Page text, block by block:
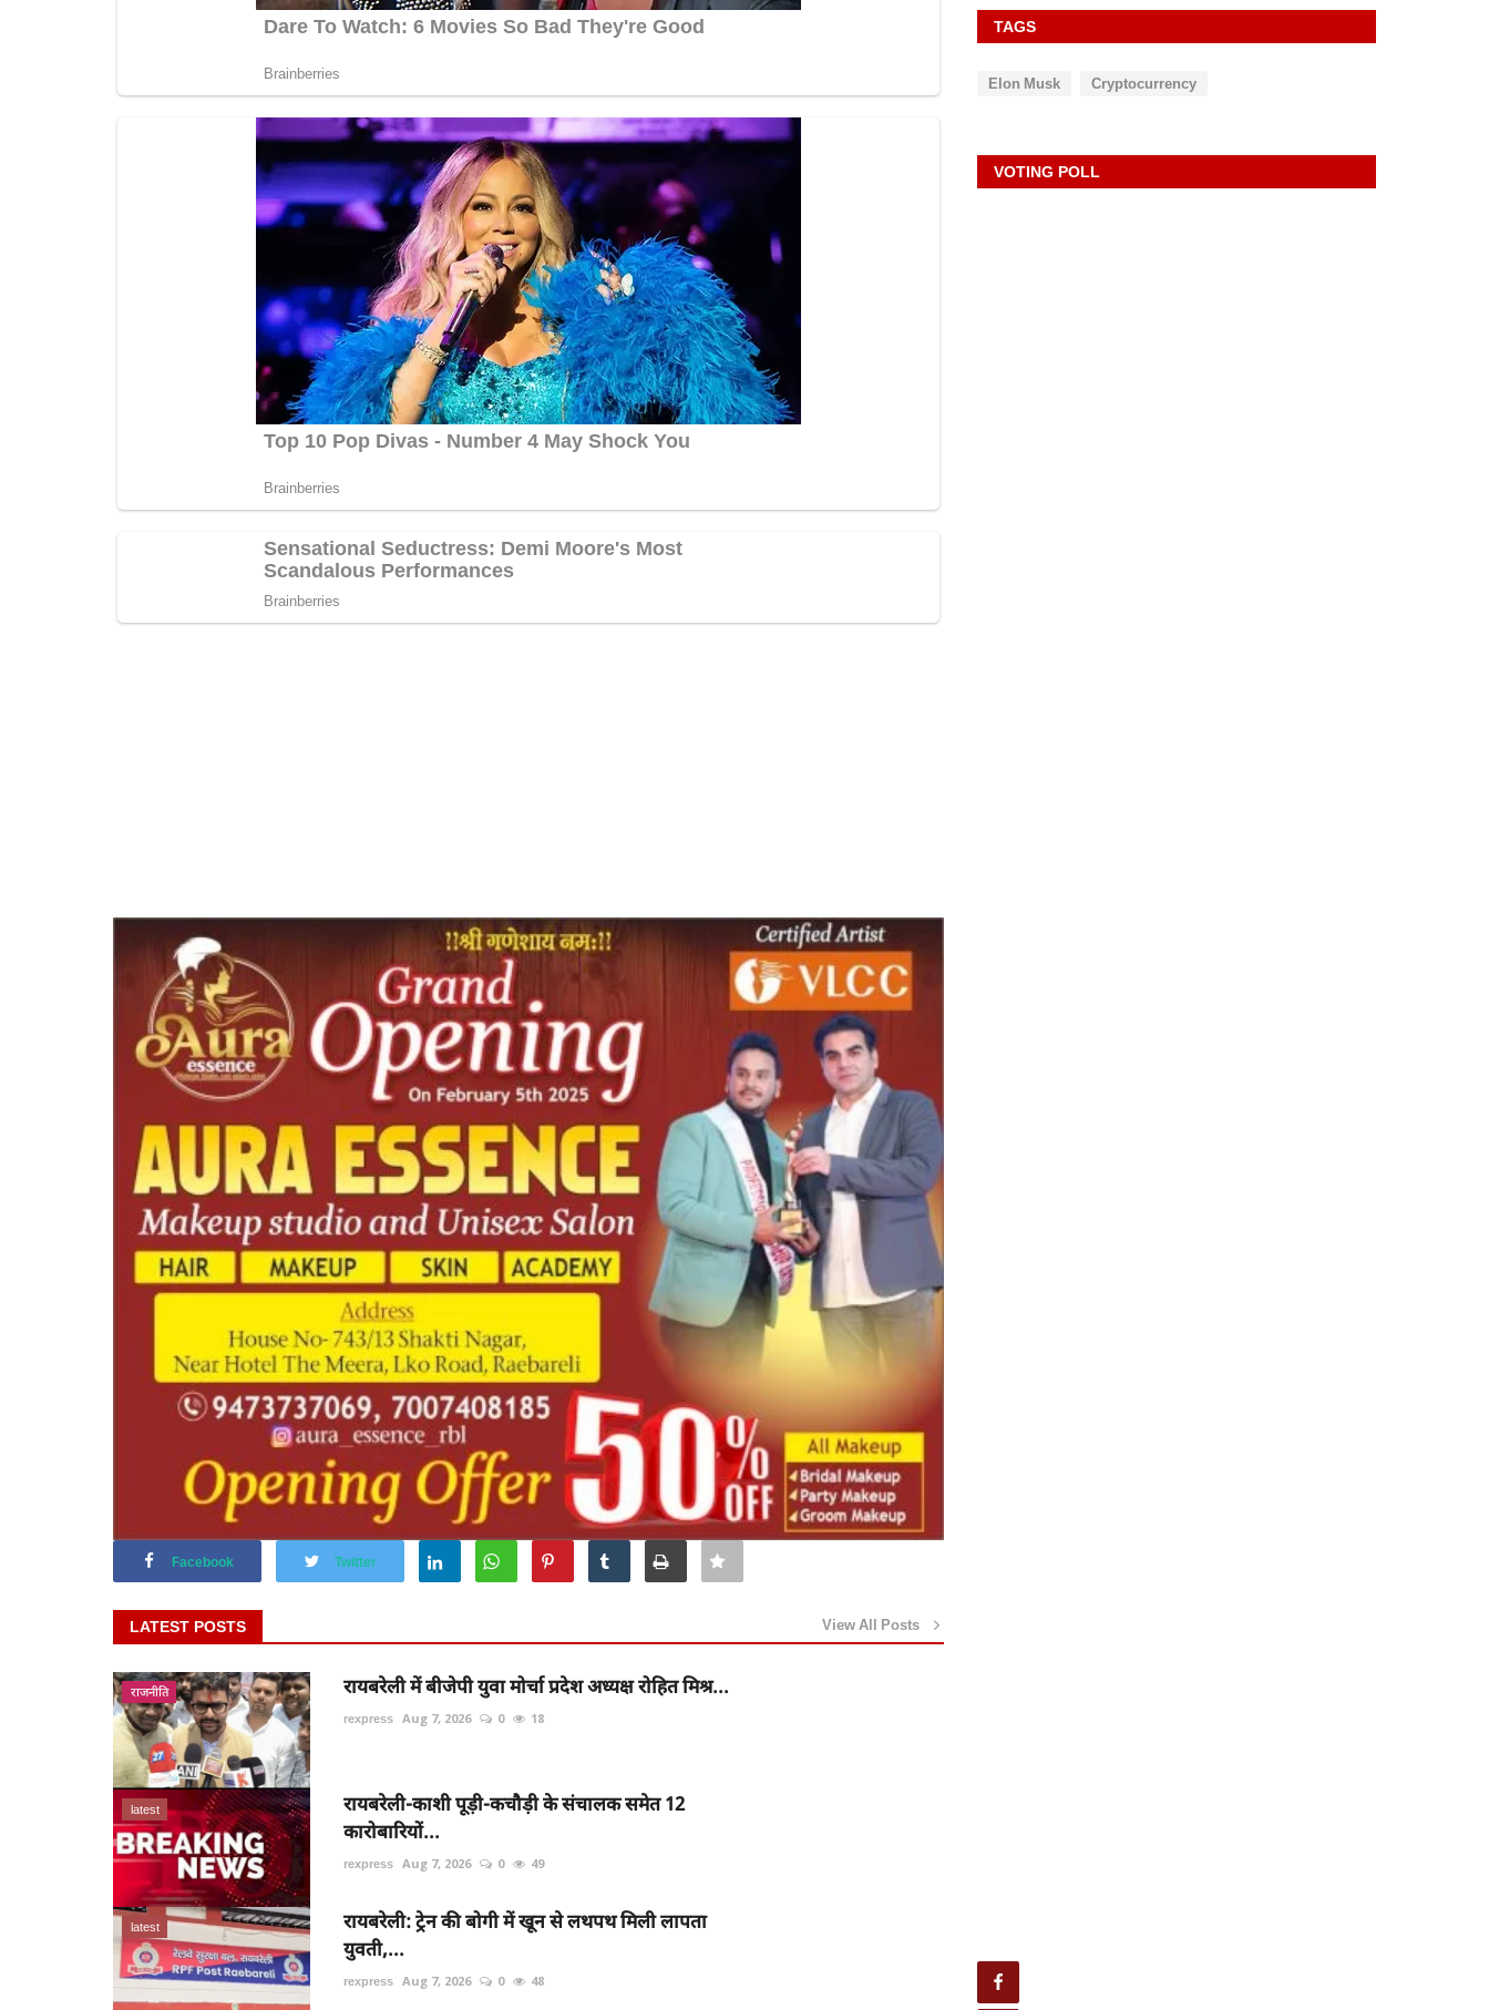
Facebook Twitter
LATEST POSTS View All Posts
राजनीति रायबरेली में बीजेपी युवा मोर्चा प्रदेश अध्यक्ष रोहित मिश्र...
rexpress Aug 7, 2026 0 18
latest
रायबरेली-काशी पूड़ी-कचौड़ी के संचालक समेत 12
कारोबारियों...
rexpress Aug 7, 2026 0 49
latest
रायबरेली: ट्रेन की बोगी में खून से लथपथ मिली लापता
युवती,...
rexpress Aug 7, 2026 0 48
TAGS
Elon Musk Cryptocurrency
VOTING POLL